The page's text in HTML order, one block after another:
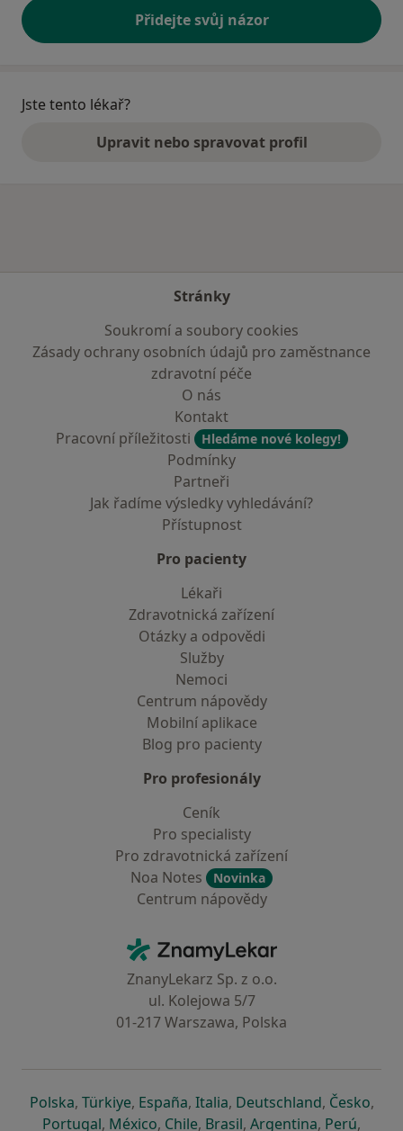
Přidejte svůj názor
Jste tento lékař?
Upravit nebo spravovat profil
Stránky
Soukromí a soubory cookies
Zásady ochrany osobních údajů pro zaměstnance
zdravotní péče
O nás
Kontakt
Pracovní příležitosti
Hledáme nové kolegy!
Podmínky
Partneři
Jak řadíme výsledky vyhledávání?
Přístupnost
Pro pacienty
Lékaři
Zdravotnická zařízení
Otázky a odpovědi
Služby
Nemoci
Centrum nápovědy
Mobilní aplikace
Blog pro pacienty
Pro profesionály
Ceník
Pro specialisty
Pro zdravotnická zařízení
Noa Notes
Novinka
Centrum nápovědy
ZnamyLekar - Hlavní stránka
ZnanyLekarz Sp. z o.o.
ul. Kolejowa 5/7
01-217 Warszawa, Polska
Polskase otevře v nové záložce
, Türkiyese otevře v nové záložce
, Españase otevře v nové záložce
, Italiase otevře v nové záložce
, Deutschlandse otevře v
, Českose
,
Portugalse otevře v nové záložce
, Méxicose otevře v nové záložce
, Chilese otevře v nové záložce
, Brasilse otevře v nové
, Argentinase otevře v
, Perúse
,